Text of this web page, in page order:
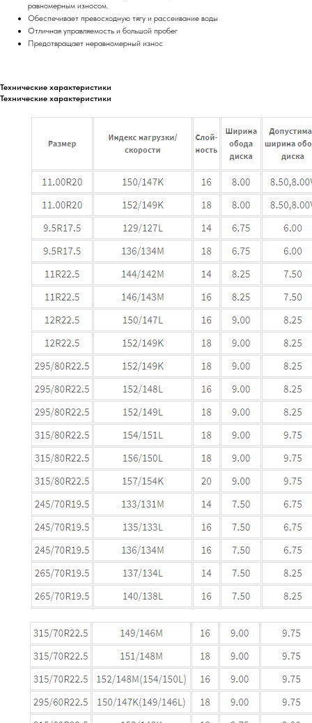
равномерным износом.
Обеспечивает превосходную тягу и рассеивание воды
Отличная управляемость и большой пробег
Предотвращает неравномерный износ
Технические характеристики
Технические характеристики